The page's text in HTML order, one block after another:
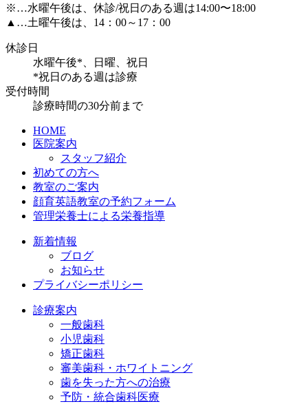
※…水曜午後は、休診/祝日のある週は14:00〜18:00
▲ …土曜午後は、14：00～17：00
休診日
水曜午後*、日曜、祝日
*祝日のある週は診療
受付時間
診療時間の30分前まで
HOME
医院案内
スタッフ紹介
初めての方へ
教室のご案内
顔育英語教室の予約フォーム
管理栄養士による栄養指導
新着情報
ブログ
お知らせ
プライバシーポリシー
診療案内
一般歯科
小児歯科
矯正歯科
審美歯科・ホワイトニング
歯を失った方への治療
予防・統合歯科医療